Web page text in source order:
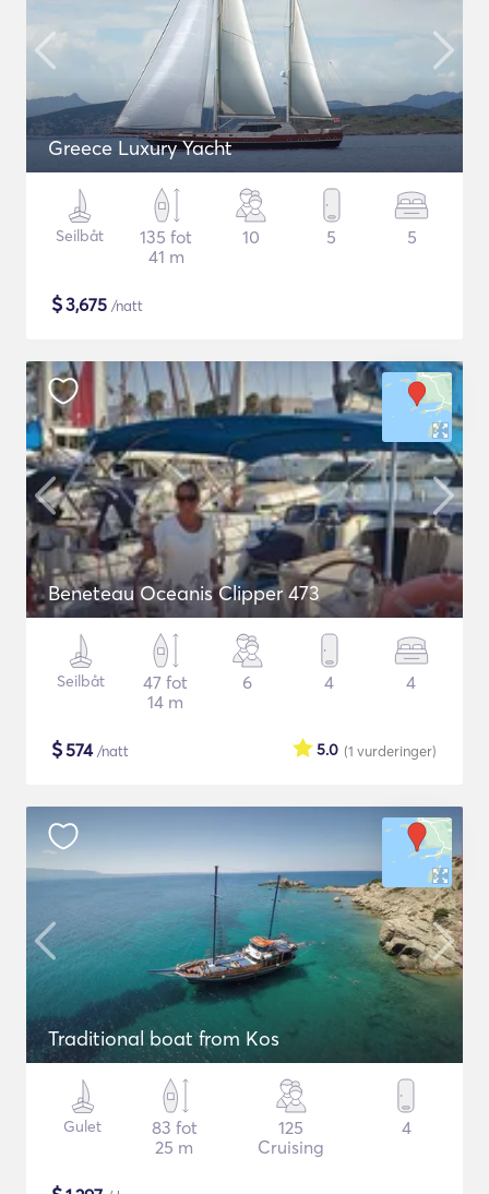
Greece Luxury Yacht
Seilbåt
135 fot
41 m
10 5 5
$3,675 /natt
Beneteau Oceanis Clipper 473
Seilbåt
47 fot
14 m
6 4 4
$574/natt (1 vurderinger)
5.0
Traditional boat from Kos
Gulet
83 fot
25 m
125
Cruising
4